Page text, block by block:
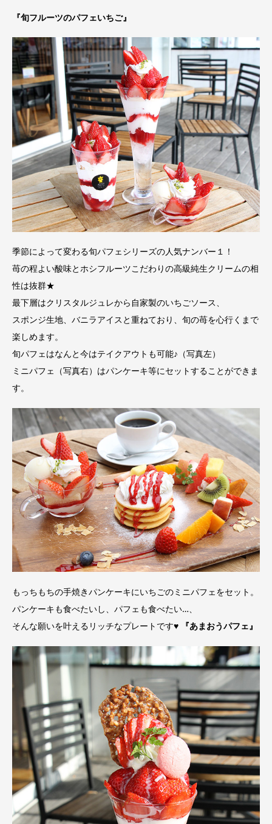
『旬フルーツのパフェいちご』
季節によって変わる旬パフェシリーズの人気ナンバー１！
苺の程よい酸味とホシフルーツこだわりの高級純生クリームの相
性は抜群★
最下層はクリスタルジュレから自家製のいちごソース、
スポンジ生地、バニラアイスと重ねており、旬の苺を心行くまで
楽しめます。
旬パフェはなんと今はテイクアウトも可能♪（写真左）
ミニパフェ（写真右）はパンケーキ等にセットすることができま
す。
もっちもちの手焼きパンケーキにいちごのミニパフェをセット。
パンケーキも食べたいし、パフェも食べたい…、
そんな願いを叶えるリッチなプレートです♥
『あまおうパフェ』